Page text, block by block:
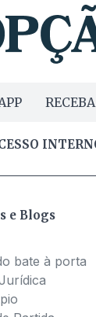
e Blogs
bate à porta